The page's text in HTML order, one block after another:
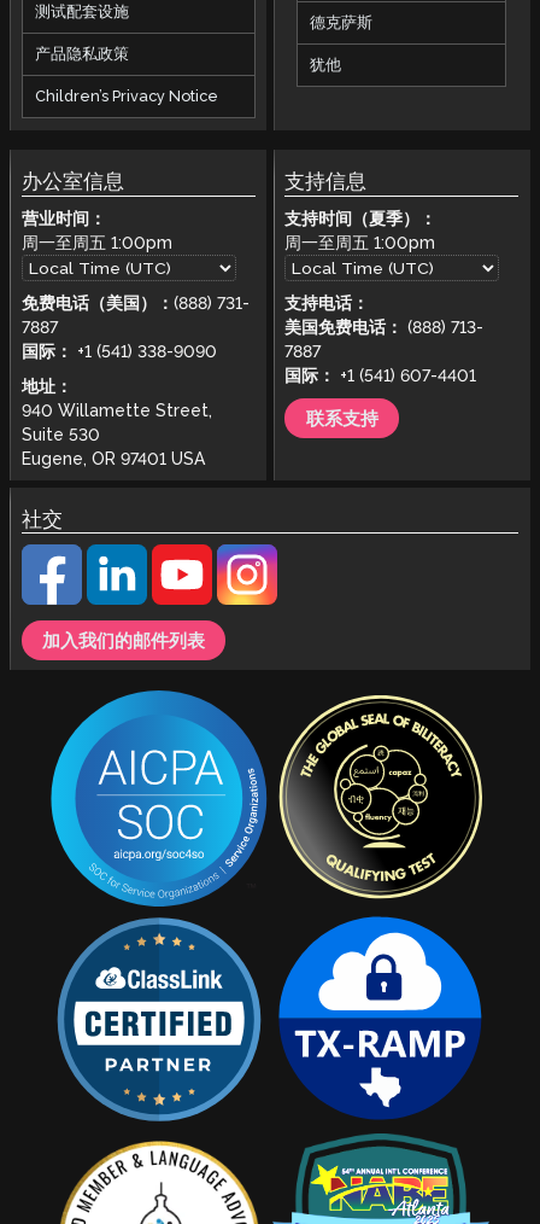
测试配套设施
产品隐私政策
Children’s Privacy Notice
德克萨斯
犹他
办公室信息
营业时间：
周一至周五 1:00pm
免费电话（美国）： (888) 731-
7887
国际：
+1 (541) 338-9090
地址：
940 Willamette Street,
Suite 530
Eugene, OR 97401 USA
支持信息
支持时间（夏季）：
周一至周五1:00pm
支持电话：
美国免费电话： (888) 713-
7887
国际：
+1 (541) 607-4401
联系支持
社交
加入我们的邮件列表